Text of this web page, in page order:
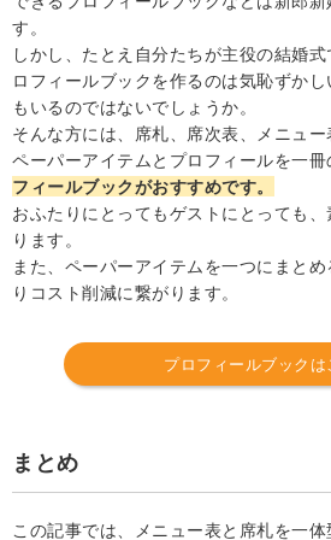
す。
しかし、たとえ自分たちが主役の結婚
ロフィールブックを作るのは気恥ずか
もいるのではないでしょうか。
そんな方には、席札、席次表、メニュ
ペーパーアイテムとプロフィールを一冊
フィールブックがおすすめです。
おふたりにとってもゲストにとっても
ります。
また、ペーパーアイテムを一つにまと
りコスト削減に繋がります。
プロフィールブックは
まとめ
この記事では、メニュー表と席札を一